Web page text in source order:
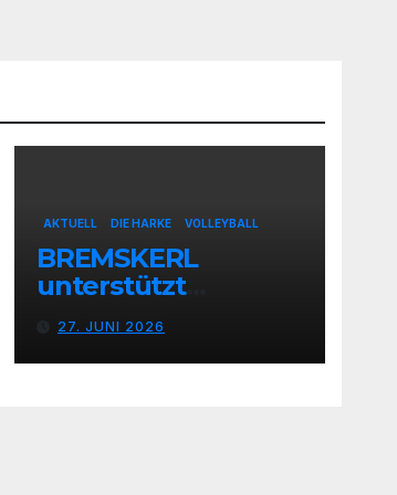
AKTUELL DIE HARKE VOLLEYBALL
BREMSKERL
unterstützt
Volleyball-Teamdes
VfB Stolzenau mit
neuen Trikots
27. JUNI 2026